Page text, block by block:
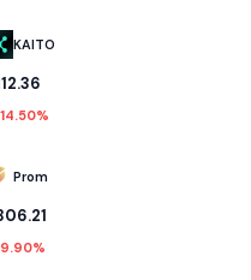
KAITO
Prom